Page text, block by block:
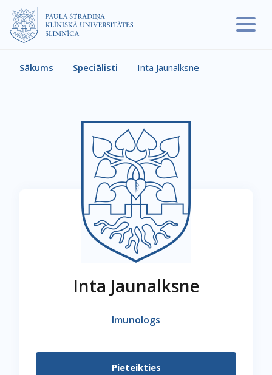
Pārlekt uz galveno saturu
Atpakaļceļš
Sākums - Speciālisti - Inta Jaunalksne
Inta Jaunalksne
Imunologs
Pieteikties